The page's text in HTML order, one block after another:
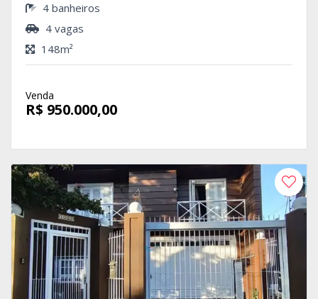
4 banheiros
4 vagas
148m²
Venda
R$ 950.000,00